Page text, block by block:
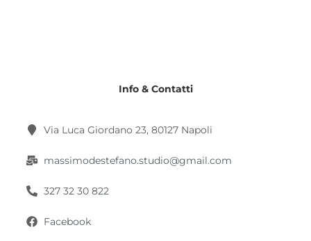
Info & Contatti
Via Luca Giordano 23, 80127 Napoli
massimodestefano.studio@gmail.com
327 32 30 822
Facebook